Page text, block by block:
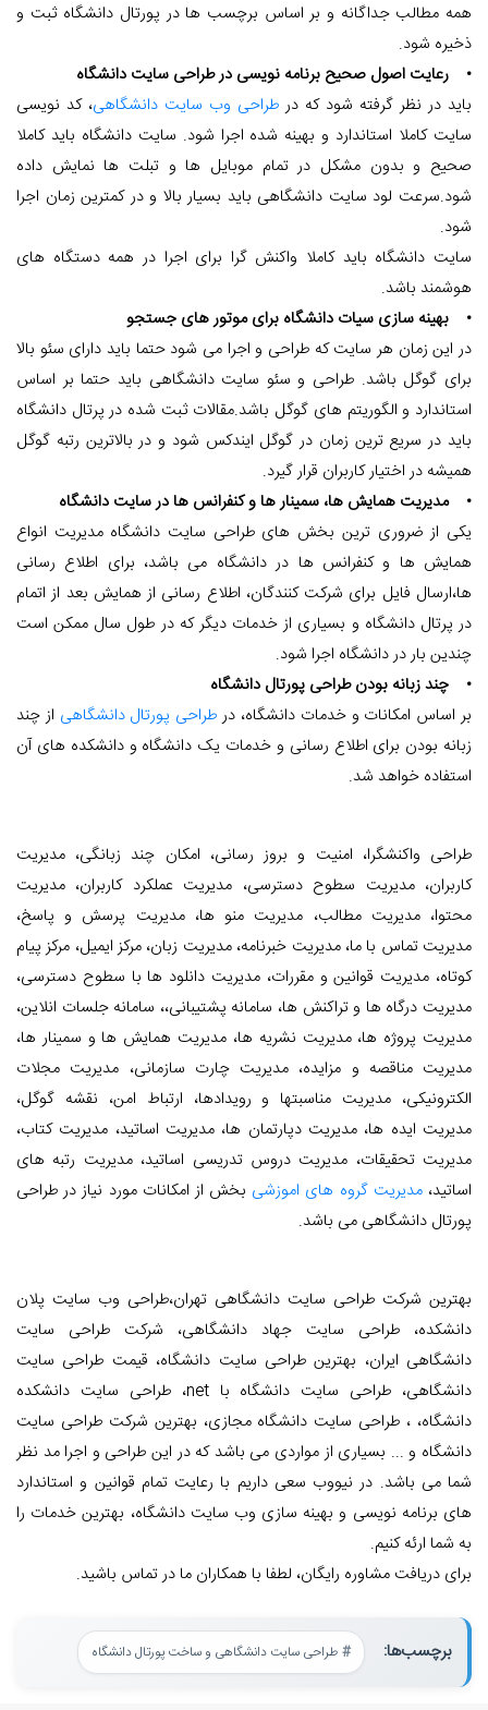
همه مطالب جداگانه و بر اساس برچسب ها در پورتال دانشگاه ثبت و
ذخیره شود.
• رعایت اصول صحیح برنامه نویسی در طراحی سایت دانشگاه
باید در نظر گرفته شود که در طراحی وب سایت دانشگاهی، کد نویسی
سایت کاملا استاندارد و بهینه شده اجرا شود. سایت دانشگاه باید کاملا
صحیح و بدون مشکل در تمام موبایل ها و تبلت ها نمایش داده
شود.سرعت لود سایت دانشگاهی باید بسیار بالا و در کمترین زمان اجرا
شود.
سایت دانشگاه باید کاملا واکنش گرا برای اجرا در همه دستگاه های
هوشمند باشد.
• بهینه سازی سیات دانشگاه برای موتور های جستجو
در این زمان هر سایت که طراحی و اجرا می شود حتما باید دارای سئو بالا
برای گوگل باشد. طراحی و سئو سایت دانشگاهی باید حتما بر اساس
استاندارد و الگوریتم های گوگل باشد.مقالات ثبت شده در پرتال دانشگاه
باید در سریع ترین زمان در گوگل ایندکس شود و در بالاترین رتبه گوگل
همیشه در اختیار کاربران قرار گیرد.
• مدیریت همایش ها، سمینار ها و کنفرانس ها در سایت دانشگاه
یکی از ضروری ترین بخش های طراحی سایت دانشگاه مدیریت انواع
همایش ها و کنفرانس ها در دانشگاه می باشد، برای اطلاع رسانی
ها،ارسال فایل برای شرکت کنندگان، اطلاع رسانی از همایش بعد از اتمام
در پرتال دانشگاه و بسیاری از خدمات دیگر که در طول سال ممکن است
چندین بار در دانشگاه اجرا شود.
• چند زبانه بودن طراحی پورتال دانشگاه
بر اساس امکانات و خدمات دانشگاه، درطراحی پورتال دانشگاهی از چند
زبانه بودن برای اطلاع رسانی و خدمات یک دانشگاه و دانشکده های آن
استفاده خواهد شد.
طراحی واکنشگرا، امنیت و بروز رسانی، امکان چند زبانگی، مدیریت
کاربران، مدیریت سطوح دسترسی، مدیریت عملکرد کاربران، مدیریت
محتوا، مدیریت مطالب، مدیریت منو ها، مدیریت پرسش و پاسخ،
مدیریت تماس با ما، مدیریت خبرنامه، مدیریت زبان، مرکز ایمیل، مرکز پیام
کوتاه، مدیریت قوانین و مقررات، مدیریت دانلود ها با سطوح دسترسی،
مدیریت درگاه ها و تراکنش ها، سامانه پشتیبانی،، سامانه جلسات انلاین،
مدیریت پروژه ها، مدیریت نشریه ها، مدیریت همایش ها و سمینار ها،
مدیریت مناقصه و مزایده، مدیریت چارت سازمانی، مدیریت مجلات
الکترونیکی، مدیریت مناسبتها و رویدادها، ارتباط امن، نقشه گوگل،
مدیریت ایده ها، مدیریت دپارتمان ها، مدیریت اساتید، مدیریت کتاب،
مدیریت تحقیقات، مدیریت دروس تدریسی اساتید، مدیریت رتبه های
اساتید،مدیریت گروه های اموزشی بخش از امکانات مورد نیاز در طراحی
پورتال دانشگاهی می باشد.
بهترین شرکت طراحی سایت دانشگاهی تهران،طراحی وب سایت پلان
دانشکده، طراحی سایت جهاد دانشگاهی، شرکت طراحی سایت
دانشگاهی ایران، بهترین طراحی سایت دانشگاه، قیمت طراحی سایت
دانشگاهی، طراحی سایت دانشگاه با net، طراحی سایت دانشکده
دانشگاه، ، طراحی سایت دانشگاه مجازی، بهترین شرکت طراحی سایت
دانشگاه و ... بسیاری از مواردی می باشد که در این طراحی و اجرا مد نظر
شما می باشد. در نیووب سعی داریم با رعایت تمام قوانین و استاندارد
های برنامه نویسی و بهینه سازی وب سایت دانشگاه، بهترین خدمات را
به شما ارئه کنیم.
برای دریافت مشاوره رایگان، لطفا با همکاران ما در تماس باشید.
برچسب‌ها: طراحی سایت دانشگاهی و ساخت پورتال دانشگاه